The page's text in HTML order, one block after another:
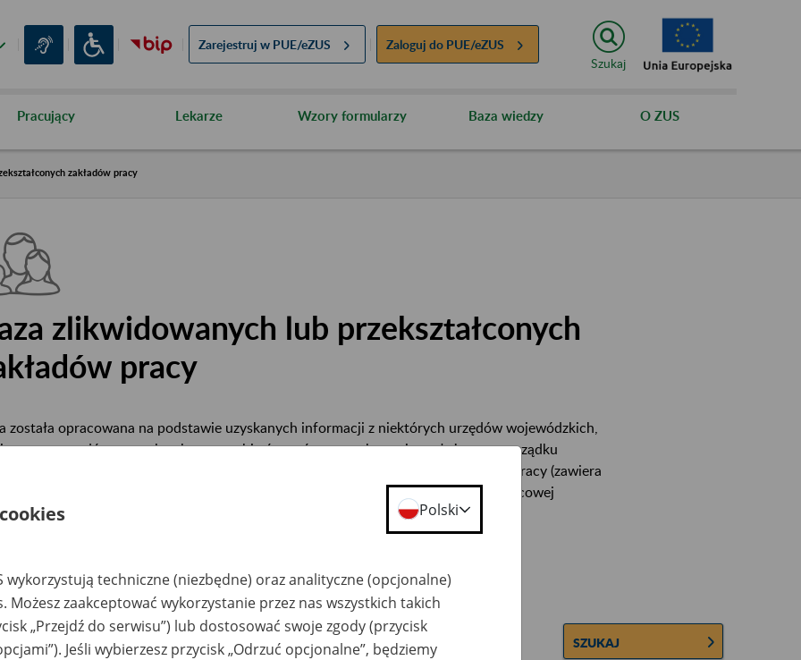
Zarejestruj w PUE/eZUS Zaloguj do PUE/eZUS
Szukaj
Pracujący Lekarze Wzory formularzy Baza wiedzy O ZUS
zakładów pracy
zlikwidowanych lub przekształconych
pracy
została opracowana na podstawie uzyskanych informacji z niektórych urzędów wojewódzkich,
urzędów centralnych oraz archiwów państwowych, zawiera ułożone w porządku
informacje na temat zlikwidowanych bądź przekształconych zakładów pracy (zawiera
informacje o miejscu przechowywania dokumentacji osobowej lub osobowej i płacowej
tych zakładów).
można przesyłać poprzez formularz umieszczony poniżej.
zakładu pracy: SZUKAJ
Polski
wykorzystują techniczne (niezbędne) oraz analityczne (opcjonalne)
Możesz zaakceptować wykorzystanie przez nas wszystkich takich
„Przejdź do serwisu”) lub dostosować swoje zgody (przycisk
Jeśli wybierzesz przycisk „Odrzuć opcjonalne”, będziemy